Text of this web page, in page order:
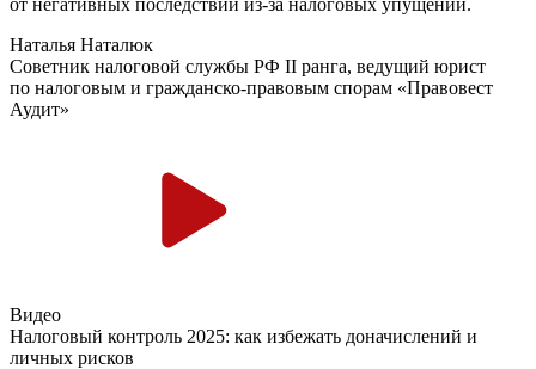
Наталья Наталюк
Советник налоговой службы РФ II ранга, ведущий юрист
по налоговым и гражданско-правовым спорам «Правовест
Аудит»
Видео
Налоговый контроль 2025: как избежать доначислений и
личных рисков